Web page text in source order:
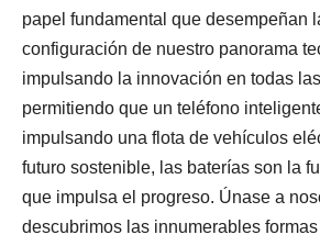
papel fundamental que desempeñan
configuración de nuestro panorama
impulsando la innovación en todas
permitiendo que un teléfono
impulsando una flota de vehículos
futuro sostenible, las baterías son la
que impulsa el progreso. Únase a
descubrimos las innumerables